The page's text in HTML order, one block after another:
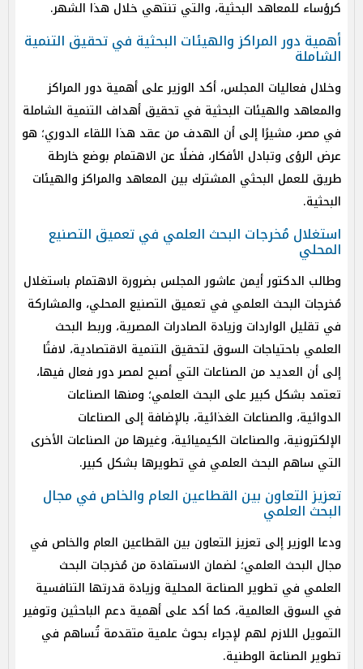
كرؤساء للمعاهد البحثية، والتي تنتهي خلال هذا الشهر.
أهمية دور المراكز والهيئات البحثية في تحقيق التنمية
الشاملة
وخلال فعاليات المجلس، أكد الوزير على أهمية دور المراكز
والمعاهد والهيئات البحثية في تحقيق أهداف التنمية الشاملة
في مصر، مشيرًا إلى أن الهدف من عقد هذا اللقاء الدوري؛ هو
عرض الرؤى وتبادل الأفكار، فضلًا عن الاهتمام بوضع خارطة
طريق للعمل البحثي المشترك بين المعاهد والمراكز والهيئات
البحثية.
استغلال مُخرجات البحث العلمي في تعميق التصنيع
المحلي
وطالب الدكتور أيمن عاشور المجلس بضرورة الاهتمام باستغلال
مُخرجات البحث العلمي في تعميق التصنيع المحلي، والمشاركة
في تقليل الواردات وزيادة الصادرات المصرية، وربط البحث
العلمي باحتياجات السوق لتحقيق التنمية الاقتصادية، لافتًا
إلى أن العديد من الصناعات التي أصبح لمصر دور فعال فيها،
تعتمد بشكل كبير على البحث العلمي؛ ومنها الصناعات
الدوائية، والصناعات الغذائية، بالإضافة إلى الصناعات
الإلكترونية، والصناعات الكيميائية، وغيرها من الصناعات الأخرى
التي ساهم البحث العلمي في تطويرها بشكل كبير.
تعزيز التعاون بين القطاعين العام والخاص في مجال
البحث العلمي
ودعا الوزير إلى تعزيز التعاون بين القطاعين العام والخاص في
مجال البحث العلمي؛ لضمان الاستفادة من مُخرجات البحث
العلمي في تطوير الصناعة المحلية وزيادة قدرتها التنافسية
في السوق العالمية، كما أكد على أهمية دعم الباحثين وتوفير
التمويل اللازم لهم لإجراء بحوث علمية متقدمة تُساهم في
تطوير الصناعة الوطنية.